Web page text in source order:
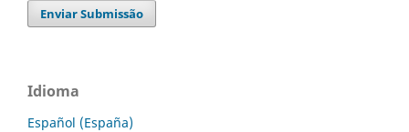
Enviar Submissão
Idioma
Español (España)